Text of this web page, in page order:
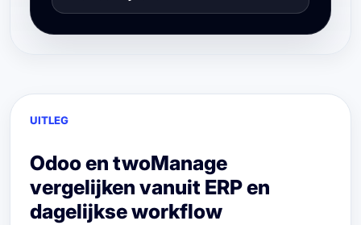
UITLEG
Odoo en twoManage
vergelijken vanuit ERP en
dagelijkse workflow